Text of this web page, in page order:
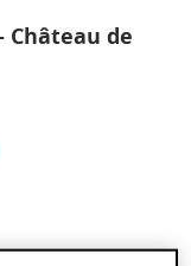
Château de